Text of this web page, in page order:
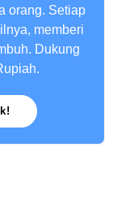
orang. Setiap
memberi
Dukung